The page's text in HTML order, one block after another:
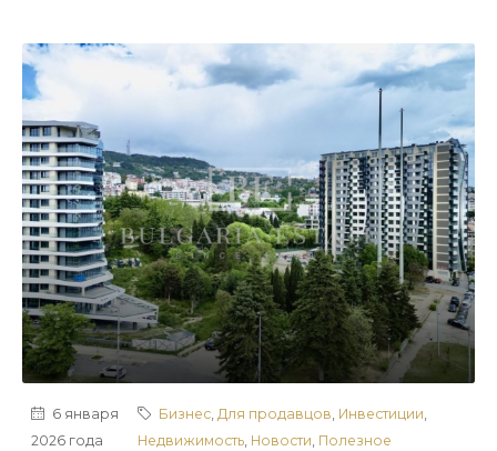
6 января
2026 года
Бизнес Для продавцов Инвестиции
Недвижимость Новости Полезное